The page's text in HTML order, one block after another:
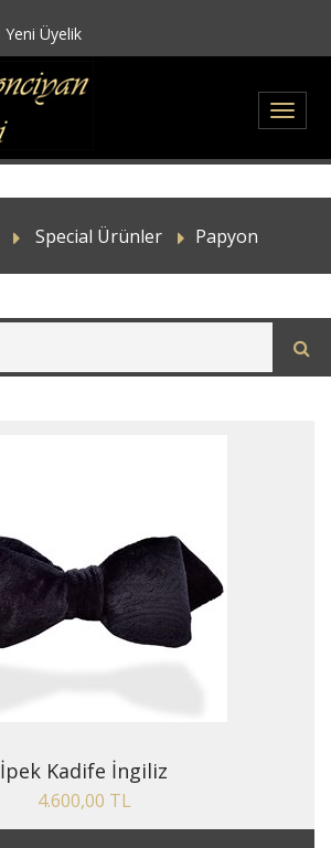
Yeni Üyelik
Special Ürünler Papyon
İpek Kadife İngiliz
4.600,00 TL